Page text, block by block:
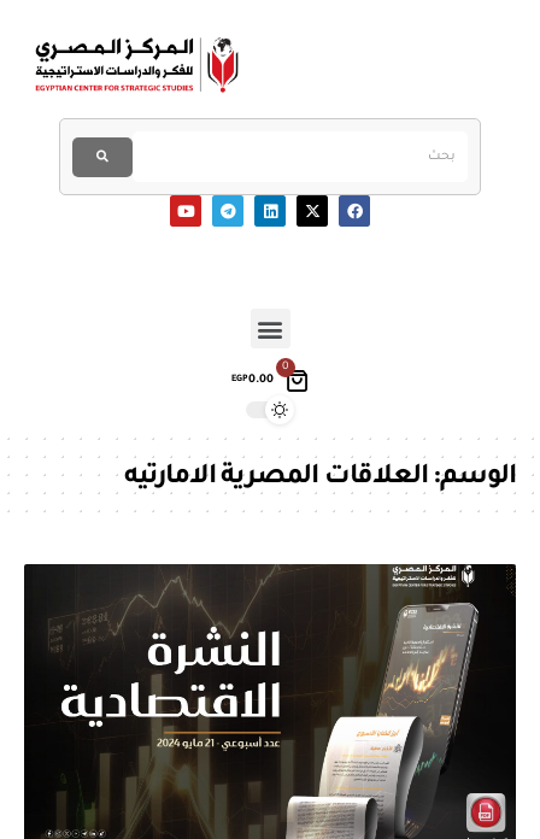
0
EGP0.00
الوسم:العلاقات المصرية الامارتيه